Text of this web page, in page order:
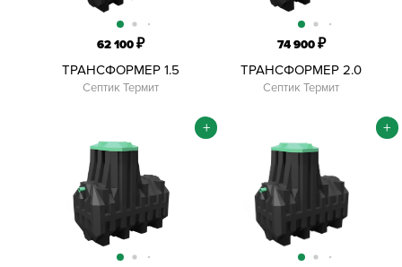
62 100₽
ТРАНСФОРМЕР 1.5
Септик Термит
74 900₽
ТРАНСФОРМЕР 2.0
Септик Термит
+ +